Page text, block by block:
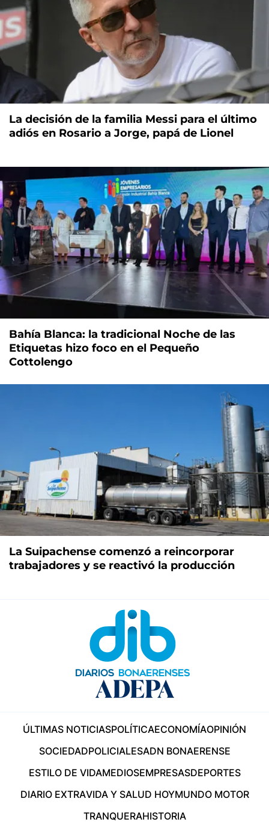
La decisión de la familia Messi para el último
adiós en Rosario a Jorge, papá de Lionel
Bahía Blanca: la tradicional Noche de las
Etiquetas hizo foco en el Pequeño
Cottolengo
La Suipachense comenzó a reincorporar
trabajadores y se reactivó la producción
ÚLTIMAS NOTICIASPOLÍTICAECONOMÍAOPINIÓN
SOCIEDADPOLICIALESADN BONAERENSE
ESTILO DE VIDAMEDIOSEMPRESASDEPORTES
DIARIO EXTRAVIDA Y SALUD HOYMUNDO MOTOR
TRANQUERAHISTORIA